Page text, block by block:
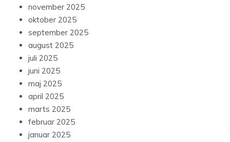
november 2025
oktober 2025
september 2025
august 2025
juli 2025
juni 2025
maj 2025
april 2025
marts 2025
februar 2025
januar 2025